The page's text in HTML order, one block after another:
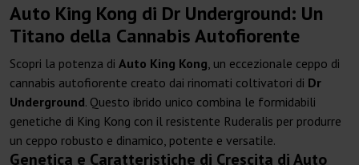
Auto King Kong di Dr Underground: Un
Titano della Cannabis Autofiorente
Scopri la potenza di Auto King Kong, un eccezionale ceppo di
cannabis autofiorente creato dai rinomati coltivatori di Dr
Underground. Questo ibrido unico combina le formidabili
genetiche di King Kong con il resistente Ruderalis per produrre
un ceppo robusto e dinamico, potente e versatile.
Genetica e Caratteristiche di Crescita di Auto